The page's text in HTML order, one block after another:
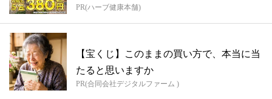
PR(ハーブ健康本舗)
【宝くじ】このままの買い方で、本当に当
たると思いますか
PR(合同会社デジタルファーム )